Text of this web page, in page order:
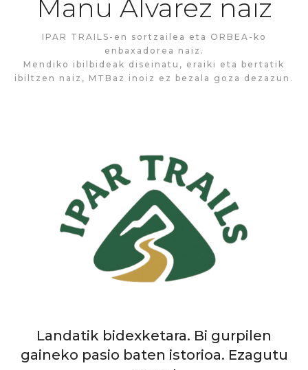
Manu Alvarez naiz
IPAR TRAILS-en sortzailea eta ORBEA-ko
enbaxadorea naiz.
Mendiko ibilbideak diseinatu, eraiki eta bertatik
ibiltzen naiz, MTBaz inoiz ez bezala goza dezazun.
Landatik bidexketara. Bi gurpilen
gaineko pasio baten istorioa. Ezagutu